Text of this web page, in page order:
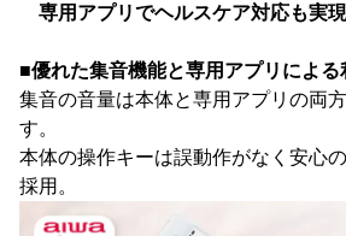
専用アプリでヘルスケア対応も実
■優れた集音機能と専用アプリによる
集音の音量は本体と専用アプリの両
す。
本体の操作キーは誤動作がなく安心
採用。